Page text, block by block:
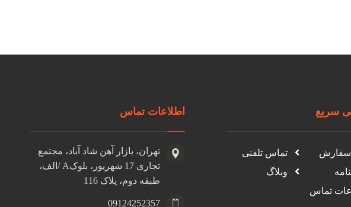
سریع
سفارش
تماس تلفنی
وبلاگ
تماس
اطلاعات تماس
تهران، بازار آهن شاد آباد، مجتمع
تجاری 17 شهریور، بلوکA /الف،
طبقه دوم، پلاک 116
09124252357